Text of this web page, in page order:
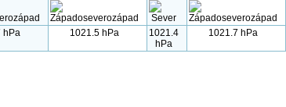
hPa 1021.5 hPa
1021.4
hPa
1021.7 hPa